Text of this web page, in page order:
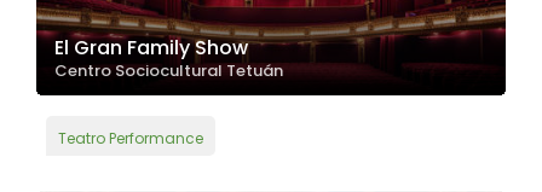
El Gran Family Show
Centro Sociocultural Tetuán
Teatro Performance